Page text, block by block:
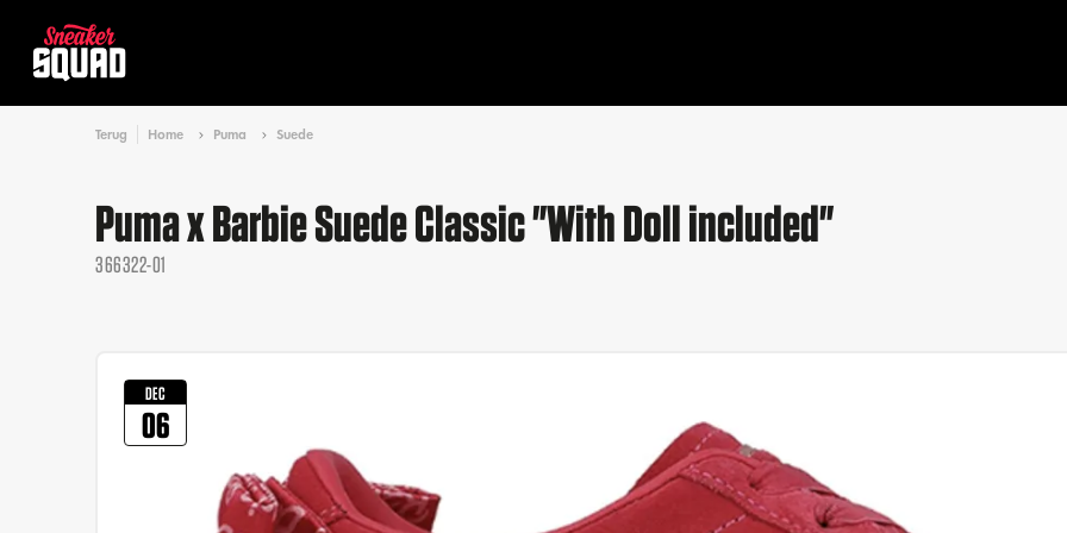
Terug Home Puma Suede
Puma x Barbie Suede Classic "With Doll included"
366322-01
DEC
06